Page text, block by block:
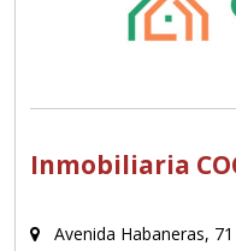
Inmobiliaria
Avenida Habaneras,